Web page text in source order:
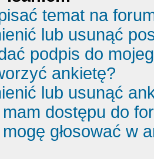
temat na
lub usunąć
podpis do
ankietę?
lub usunąć
dostępu do
głosować w